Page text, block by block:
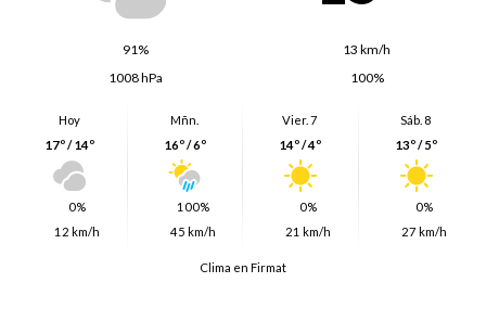
91%
13 km/h
1008 hPa
100%
Hoy
17º / 14º
0%
12 km/h
Mñn.
16º / 6º
100%
45 km/h
Vier. 7
14º / 4º
0%
21 km/h
Sáb. 8
13º / 5º
0%
27 km/h
Clima en Firmat